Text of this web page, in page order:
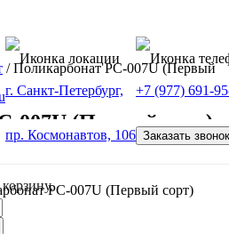
г. Санкт-Петербург,
пр. Космонавтов, 106
+7 (977) 691-
Заказать звонок
/ Поликарбонат РС-007U (Первый
007U (Первый сорт)
РС-007U (Первый сорт)